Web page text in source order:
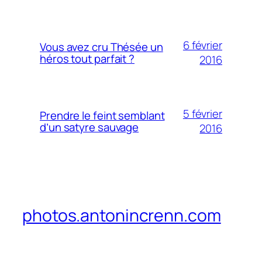
Vous avez cru Thésée un
héros tout parfait ?
6 février
2016
Prendre le feint semblant
d’un satyre sauvage
5 février
2016
photos.antonincrenn.com